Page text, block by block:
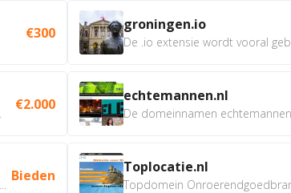
€300
€2.000
Bieden
groningen.io
De .io extensie wordt vooral
echtemannen.nl
De domeinnamen
Toplocatie.nl
Topdomein